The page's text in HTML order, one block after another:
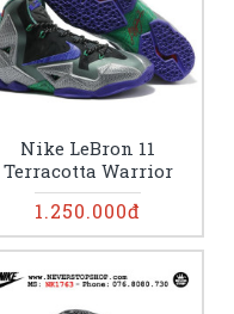
Nike LeBron 11
Terracotta Warrior
1.250.000đ